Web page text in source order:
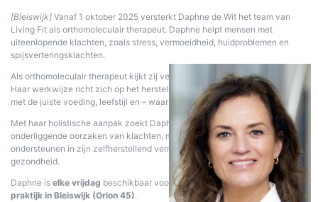
[Bleiswijk] Vanaf 1 oktober 2025 versterkt Daphne de Wit het team van
Living Fit als orthomoleculair therapeut. Daphne helpt mensen met
uiteenlopende klachten, zoals stress, vermoeidheid, huidproblemen en
spijsverteringsklachten.
Als orthomoleculair therapeut kijkt zij verder dan alleen de symptomen.
Haar werkwijze richt zich op het herstellen van de balans in het lichaam
met de juiste voeding, leefstijl en – waar nodig – natuurlijke supplementen.
Met haar holistische aanpak zoekt Daphne samen met cliënten naar de
onderliggende oorzaken van klachten, met als doel het lichaam te
ondersteunen in zijn zelfherstellend vermogen en te werken aan duurzame
gezondheid.
Daphne is elke vrijdag beschikbaar voor consulten in deLiving Fit-
praktijk in Bleiswijk (Orion 45).